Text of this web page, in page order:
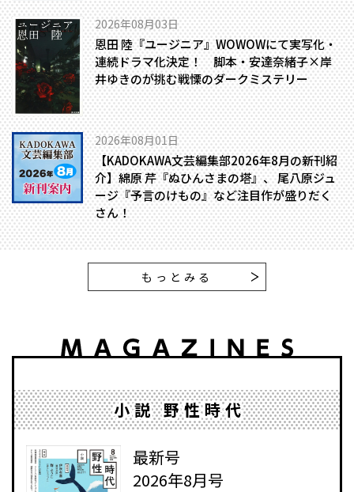
2026年08月03日
恩田 陸『ユージニア』WOWOWにて実写化・
連続ドラマ化決定！ 脚本・安達奈緒子×岸
井ゆきのが挑む戦慄のダークミステリー
2026年08月01日
【KADOKAWA文芸編集部2026年8月の新刊紹
介】綿原 芹『ぬひんさまの塔』、 尾八原ジュ
ージ『予言のけもの』など注目作が盛りだく
さん！
もっとみる
小説 野性時代
最新号
2026年8月号